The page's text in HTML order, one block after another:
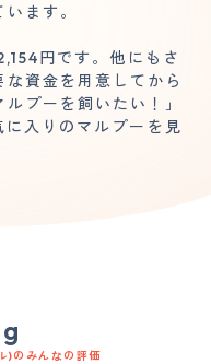
ます。
円です。他にもさ
資金を用意してから
プーを飼いたい！」
に入りのマルプーを見
)のみんなの評価